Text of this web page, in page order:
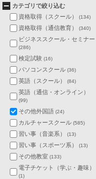
カテゴリで絞り込む
資格取得（スクール）
(134)
資格取得（通信教育） (340)
ビジネススクール・セミナー
(286)
検定試験 (16)
パソコンスクール (36)
英語（スクール） (84)
英語（通信・オンライン）
(99)
その他外国語 (24)
カルチャースクール (585)
習い事（音楽系） (13)
習い事（スポーツ系） (13)
その他教室 (133)
電子チケット（学ぶ・趣味）
(1)